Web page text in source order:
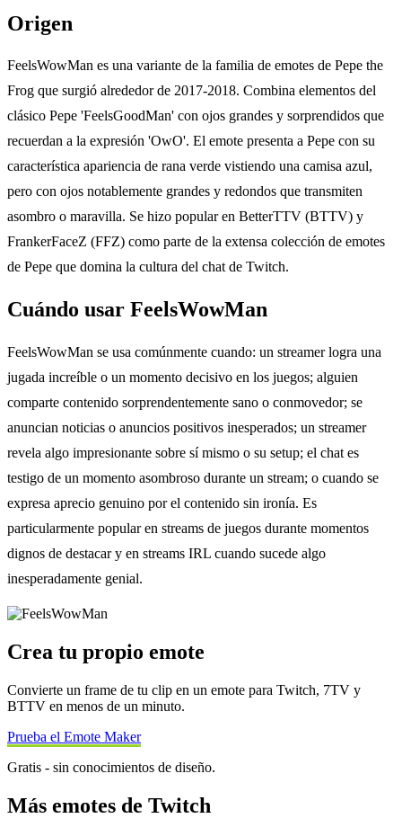
Origen
FeelsWowMan es una variante de la familia de emotes de Pepe the
Frog que surgió alrededor de 2017-2018. Combina elementos del
clásico Pepe 'FeelsGoodMan' con ojos grandes y sorprendidos que
recuerdan a la expresión 'OwO'. El emote presenta a Pepe con su
característica apariencia de rana verde vistiendo una camisa azul,
pero con ojos notablemente grandes y redondos que transmiten
asombro o maravilla. Se hizo popular en BetterTTV (BTTV) y
FrankerFaceZ (FFZ) como parte de la extensa colección de emotes
de Pepe que domina la cultura del chat de Twitch.
Cuándo usar FeelsWowMan
FeelsWowMan se usa comúnmente cuando: un streamer logra una
jugada increíble o un momento decisivo en los juegos; alguien
comparte contenido sorprendentemente sano o conmovedor; se
anuncian noticias o anuncios positivos inesperados; un streamer
revela algo impresionante sobre sí mismo o su setup; el chat es
testigo de un momento asombroso durante un stream; o cuando se
expresa aprecio genuino por el contenido sin ironía. Es
particularmente popular en streams de juegos durante momentos
dignos de destacar y en streams IRL cuando sucede algo
inesperadamente genial.
Crea tu propio emote
Convierte un frame de tu clip en un emote para Twitch, 7TV y
BTTV en menos de un minuto.
Prueba el Emote Maker
Gratis - sin conocimientos de diseño.
Más emotes de Twitch